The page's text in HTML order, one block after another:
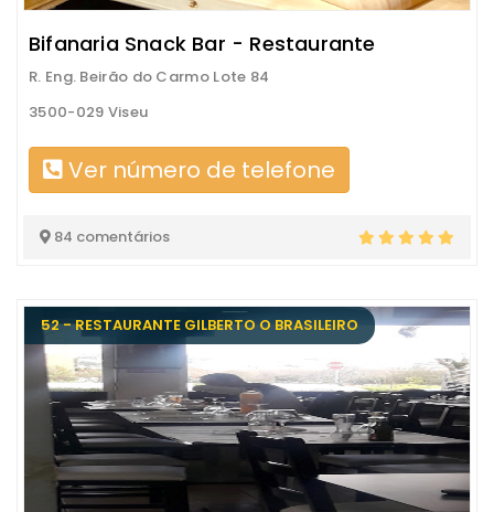
Bifanaria Snack Bar - Restaurante
R. Eng. Beirão do Carmo Lote 84
3500-029 Viseu
Ver número de telefone
84 comentários
52 - RESTAURANTE GILBERTO O BRASILEIRO